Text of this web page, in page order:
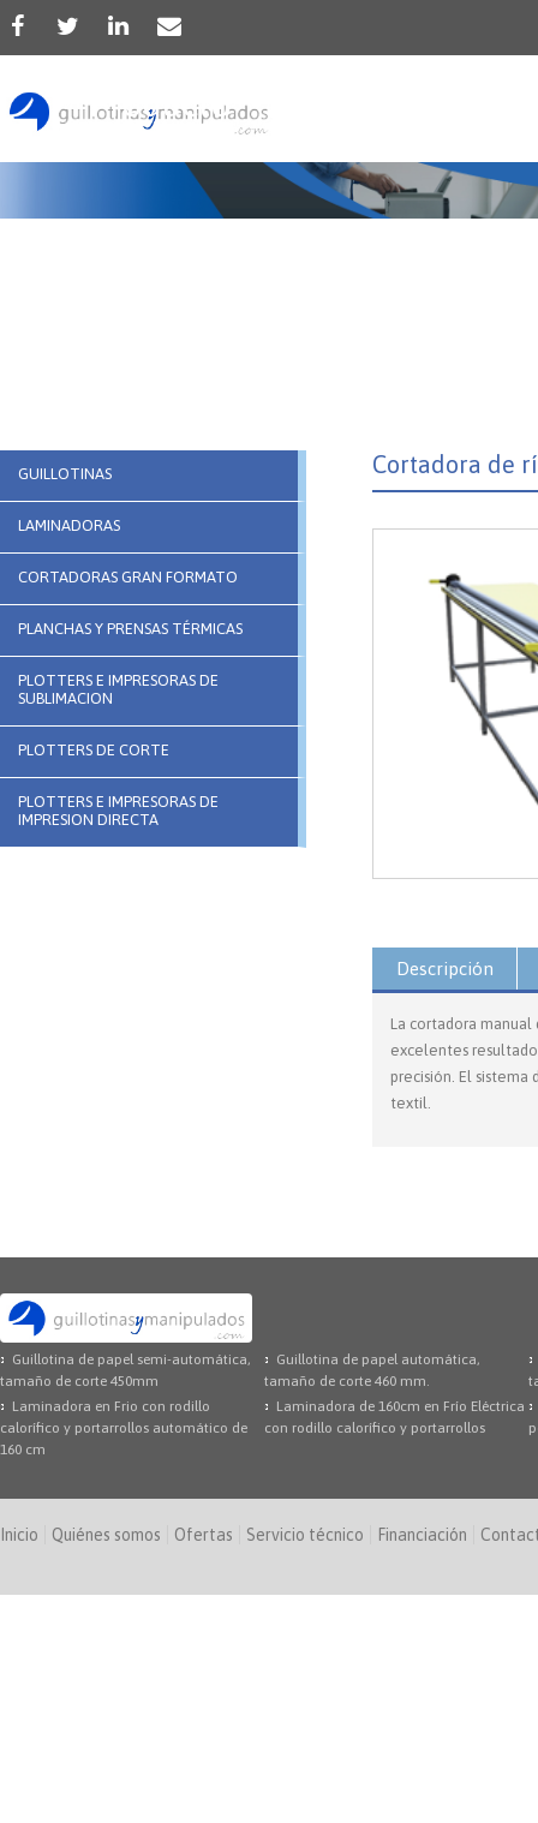
Producto
GUILLOTINAS
LAMINADORAS
CORTADORAS GRAN FORMATO
PLANCHAS Y PRENSAS TÉRMICAS
PLOTTERS E IMPRESORAS DE
SUBLIMACION
PLOTTERS DE CORTE
PLOTTERS E IMPRESORAS DE
IMPRESION DIRECTA
Cortadora de
Descripción
La cortadora
excelentes
precisión. El
textil.
Guillotina de papel semi-automática,
tamaño de corte 450mm
Guillotina de papel automática,
tamaño de corte 460 mm.
Laminadora en Frio con rodillo
calorífico y portarrollos automático de
160 cm
Laminadora de 160cm en Frío Eléctrica
con rodillo calorífico y portarrollos
Inicio Quiénes somos Ofertas Servicio técnico Financiación